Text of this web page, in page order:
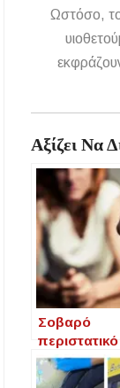
Ωστόσο,
Αξίζει Να
Σοβαρό
περιστατικό
βίας σε